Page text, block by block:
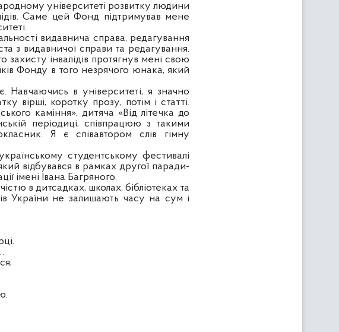
університеті розвитку людини
Саме цей Фонд підтримував мене
видавнича справа, редагування
з видавничої справи та редагування.
захисту інвалідів протягнув мені свою
Фонду в того незрячого юнака, який
Навчаючись в університеті, я значно
вірші, коротку прозу, потім і статті.
каміння», дитяча «Від літечка до
періодиці, співпрацюю з такими
Я є співавтором слів гімну
студентському фестивалі
відбувався в рамках другої паради-
імені Івана Багряного.
в дитсадках, школах, бібліотеках та
України не залишають часу на сум і